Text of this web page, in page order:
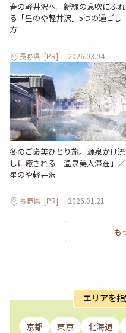
春の軽井沢へ。新緑の息吹にふれ
る「星のや軽井沢」5つの過ごし
方
長野県 [PR] 2026.03.04
冬のご褒美ひとり旅。源泉かけ流
しに癒される「温泉美人滞在」／
星のや軽井沢
長野県 [PR] 2026.01.21
も
エリアを
京都 東京 北海道